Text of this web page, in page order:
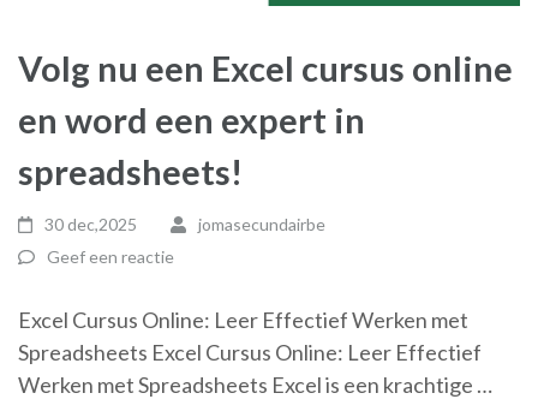
Volg nu een Excel cursus online
en word een expert in
spreadsheets!
30 dec,2025
jomasecundairbe
Geef een reactie
Excel Cursus Online: Leer Effectief Werken met
Spreadsheets Excel Cursus Online: Leer Effectief
Werken met Spreadsheets Excel is een krachtige …